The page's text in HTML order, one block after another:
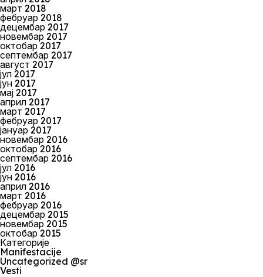
март 2018
фебруар 2018
децембар 2017
новембар 2017
октобар 2017
септембар 2017
август 2017
јул 2017
јун 2017
мај 2017
април 2017
март 2017
фебруар 2017
јануар 2017
новембар 2016
октобар 2016
септембар 2016
јул 2016
јун 2016
април 2016
март 2016
фебруар 2016
децембар 2015
новембар 2015
октобар 2015
Категорије
Manifestacije
Uncategorized @sr
Vesti